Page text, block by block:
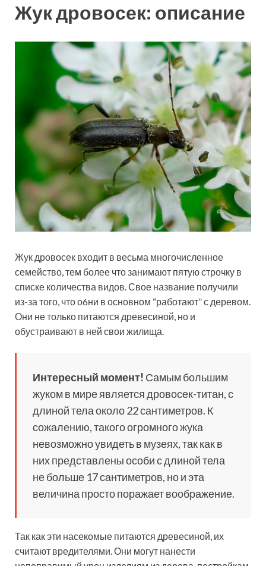
Жук дровосек: описание
Жук дровосек входит в весьма многочисленное
семейство, тем более что занимают пятую строчку в
списке количества видов. Свое название получили
из-за того, что о6ни в основном “работают” с деревом.
Они не только питаются древесиной, но и
обустраивают в ней свои жилища.
Интересный момент! Самым большим
жуком в мире является дровосек-титан, с
длиной тела около 22 сантиметров. К
сожалению, такого огромного жука
невозможно увидеть в музеях, так как в
них представлены особи с длиной тела
не больше 17 сантиметров, но и эта
величина просто поражает воображение.
Так как эти насекомые питаются древесиной, их
считают вредителями. Они могут нанести